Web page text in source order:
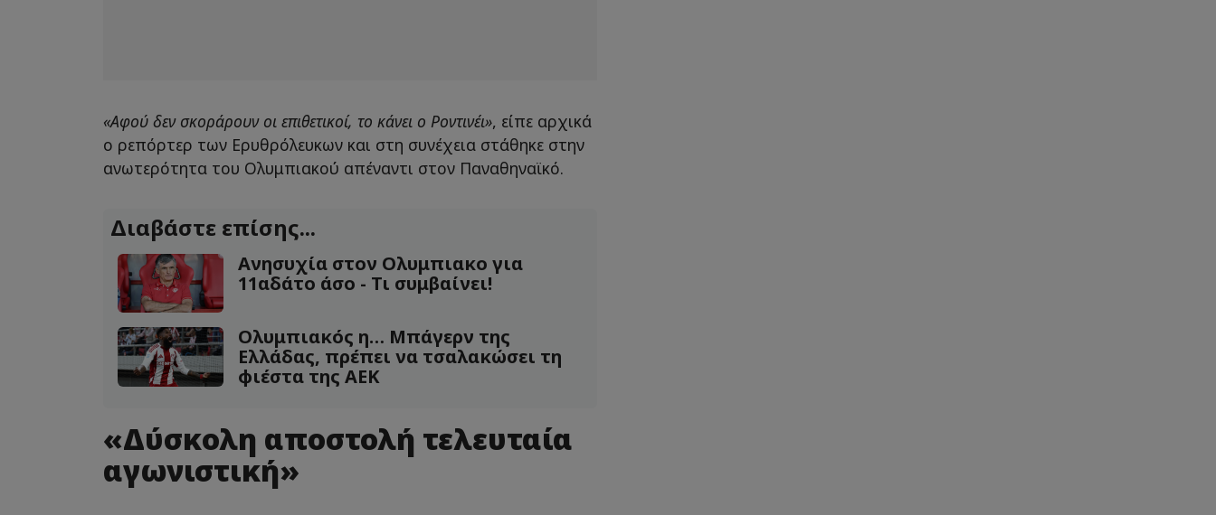
«Αφού δεν σκοράρουν οι επιθετικοί, το κάνει ο Ροντινέι», είπε αρχικά
ο ρεπόρτερ των Ερυθρόλευκων και στη συνέχεια στάθηκε στην
ανωτερότητα του Ολυμπιακού απέναντι στον Παναθηναϊκό.
Διαβάστε επίσης...
Ανησυχία στον Ολυμπιακο για
11αδάτο άσο - Τι συμβαίνει!
Ολυμπιακός η… Μπάγερν της
Ελλάδας, πρέπει να τσαλακώσει τη
φιέστα της ΑΕΚ
«Δύσκολη αποστολή τελευταία
αγωνιστική»